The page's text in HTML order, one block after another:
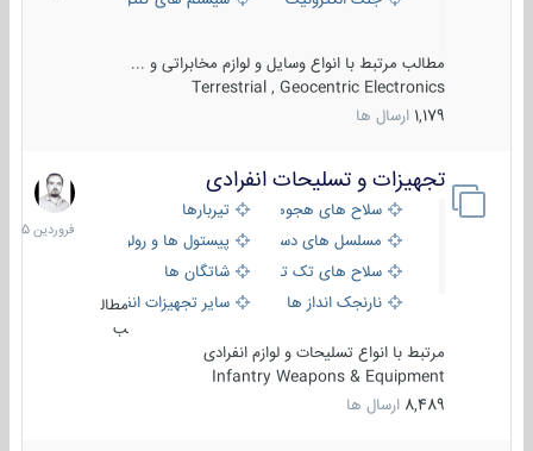
مطالب مرتبط با انواع وسایل و لوازم مخابراتی و ...
Terrestrial , Geocentric Electronics
1,179 ارسال ها
تجهیزات و تسلیحات انفرادی
سلاح های هجومی
تیربارها
مسلسل های دستی
پیستول ها و رولورها
سلاح های تک تیر اندازیشاتگان ها
نارنجک انداز ها
سایر تجهیزات انفرادی
مطال
ب
مرتبط با انواع تسلیحات و لوازم انفرادی
Infantry Weapons & Equipment
8,489 ارسال ها
17
فروردین
1405